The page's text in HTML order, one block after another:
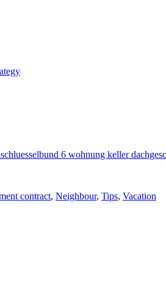
contract, Neighbour, Tips, Vacation